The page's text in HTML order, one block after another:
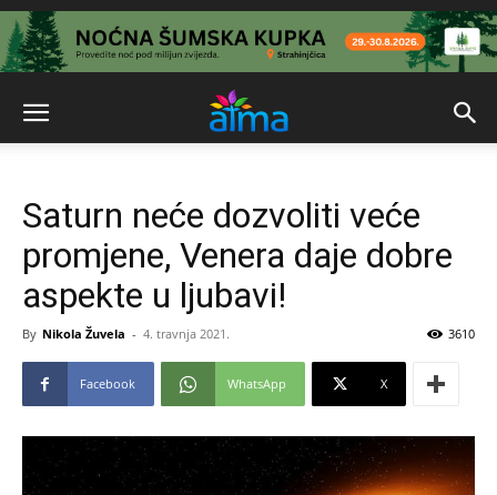
Saturn neće dozvoliti veće
promjene, Venera daje dobre
aspekte u ljubavi!
By Nikola Žuvela - 4. travnja 2021. 3610
Facebook WhatsApp X